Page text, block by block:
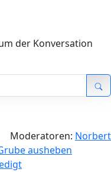
der Konversation
Moderatoren: Norbert
ausheben